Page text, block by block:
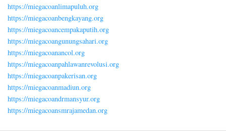
https://miegacoanlimapuluh.org
https://miegacoanbengkayang.org
https://miegacoancempakaputih.org
https://miegacoangunungsahari.org
https://miegacoanancol.org
https://miegacoanpahlawanrevolusi.org
https://miegacoanpakerisan.org
https://miegacoanmadiun.org
https://miegacoandrmansyur.org
https://miegacoansmrajamedan.org